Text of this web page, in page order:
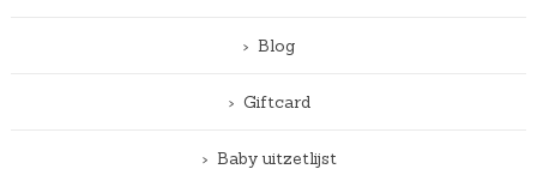
Blog
Giftcard
Baby uitzetlijst